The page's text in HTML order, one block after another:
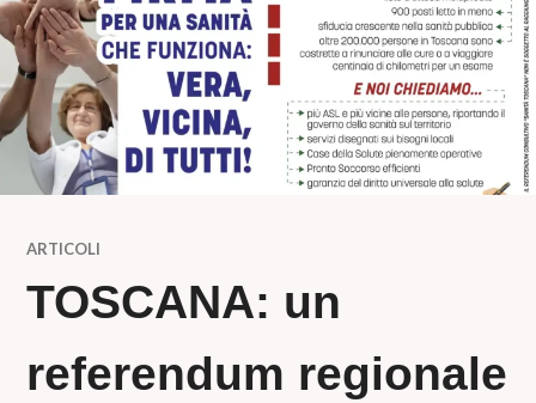
ARTICOLI
TOSCANA: un
referendum regionale